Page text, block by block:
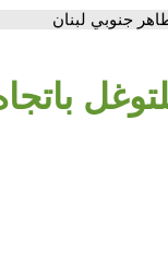
جنوبي لبنان